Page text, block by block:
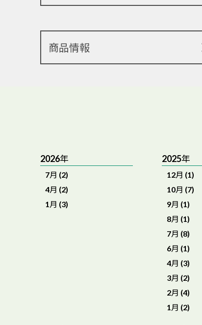
商品情報
2026年
7月 (2)
4月 (2)
1月 (3)
2025年
12月 (1)
10月 (7)
9月 (1)
8月 (1)
7月 (8)
6月 (1)
4月 (3)
3月 (2)
2月 (4)
1月 (2)